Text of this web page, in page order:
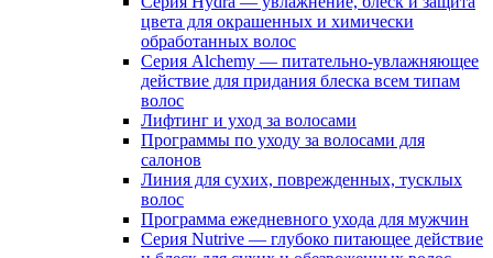
цвета для окрашенных и химически
обработанных волос
Серия Alchemy — питательно-увлажняющее
действие для придания блеска всем типам
волос
Лифтинг и уход за волосами
Программы по уходу за волосами для
салонов
Линия для сухих, поврежденных, тусклых
волос
Программа ежедневного ухода для мужчин
Серия Nutrive — глубоко питающее действие